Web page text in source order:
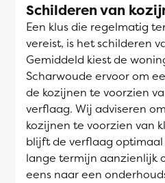
Schilderen van
Een klus die regelmatig
vereist, is het schilderen
Gemiddeld kiest de
Scharwoude ervoor om
de kozijnen te voorzien
verflaag. Wij adviseren
kozijnen te voorzien van
blijft de verflaag
lange termijn aanzienlijk
eens naar een